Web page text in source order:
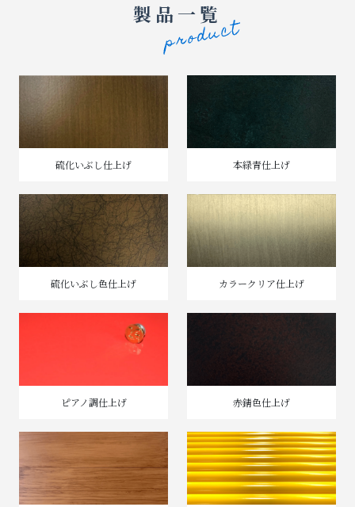
製品一覧
硫化いぶし仕上げ 本緑青仕上げ
硫化いぶし色仕上げ カラークリア仕上げ
ピアノ調仕上げ 赤錆色仕上げ